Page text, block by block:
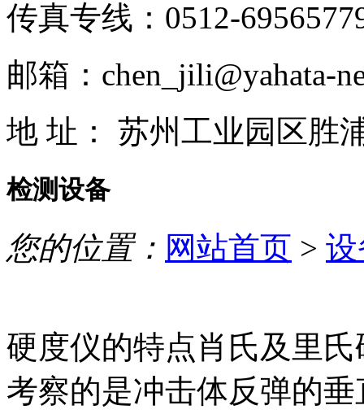
传真专线：0512-
邮箱：chen_jili@yahata-
地 址： 苏州工业园区胜
检测设备
您的位置： 网站首页 >
硬度仪的特点肖氏及里
考察的是冲击体反弹的